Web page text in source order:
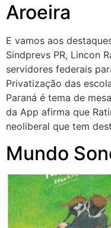
Aroeira
E vamos aos
Sindprevs PR, Lincon
servidores federais
Privatização das
Paraná é tema de
da App afirma que
neoliberal que tem
Mundo